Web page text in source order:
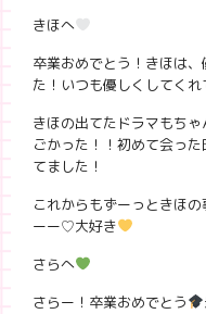
きほへ
卒業おめでとう！きほは
た！いつも優しくしてくれ
きほの出てたドラマもち
ごかった！！初めて会っ
てました！
これからもずーっときほ
ーー♡大好き
さらへ
さらー！卒業おめでとう